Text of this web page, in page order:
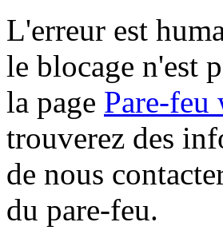
L'erreur est
le blocage n'est
la page Pare-feu
trouverez des
de nous
du pare-feu.